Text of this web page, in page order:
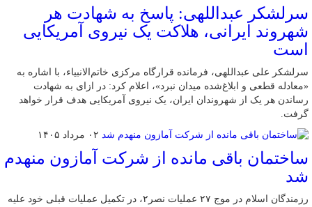
سرلشکر عبداللهی: پاسخ به شهادت هر
شهروند ایرانی، هلاکت یک نیروی آمریکایی
است
سرلشکر علی عبداللهی، فرمانده قرارگاه مرکزی خاتم‌الانبیاء، با اشاره به
«معادله قطعی و ابلاغ‌شده میدان نبرد»، اعلام کرد: در ازای به شهادت
رساندن هر یک از شهروندان ایران، یک نیروی آمریکایی هدف قرار خواهد
گرفت.
۰۲ مرداد ۱۴۰۵
ساختمان باقی مانده از شرکت آمازون منهدم
شد
رزمندگان اسلام در موج ۲۷ عملیات نصر۲، در تکمیل عملیات قبلی خود علیه